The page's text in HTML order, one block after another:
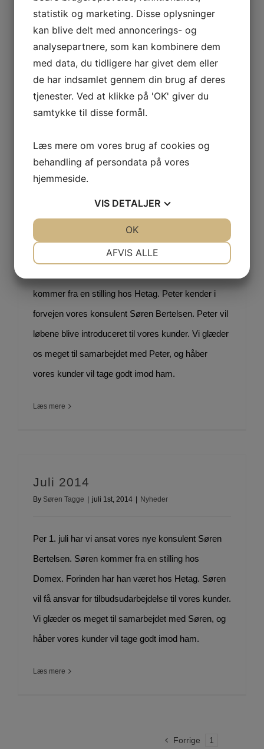
og vi føler vi kommer styrket ud af året. Vi i Jysk
Tagpap sender hermed Jer de bedste ønsker om
en glædelig jul samt lykkebringende nytår. Vi vil
gerne sige tak til vores samarbejdspartnere for
Læs mere
Oktober 2014
Per 20. oktober har vi ansat vores nye
kommer fra en stilling hos Hetag. Peter kender i
forvejen vores konsulent Søren Bertelsen. Peter vil
løbene blive introduceret til vores kunder. Vi glæder
os meget til samarbejdet med Peter, og håber
vores kunder vil tage godt imod ham.
Læs mere
Juli 2014
By Søren Tagge | juli 1st, 2014 | Nyheder
Per 1. juli har vi ansat vores nye konsulent Søren
Bertelsen. Søren kommer fra en stilling hos
Domex. Forinden har han været hos Hetag. Søren
vil få ansvar for tilbudsudarbejdelse til vores kunder.
Vi glæder os meget til samarbejdet med Søren, og
håber vores kunder vil tage godt imod ham.
Læs mere
Forrige 1
statistik og marketing. Disse oplysninger
kan blive delt med annoncerings- og
analysepartnere, som kan kombinere dem
med data, du tidligere har givet dem eller
de har indsamlet gennem din brug af deres
tjenester. Ved at klikke på 'OK' giver du
samtykke til disse formål.
Læs mere om vores brug af cookies og
behandling af persondata på vores
hjemmeside.
VIS DETALJER
MARKETING STATISTIK
AFVIS ALLE
OK